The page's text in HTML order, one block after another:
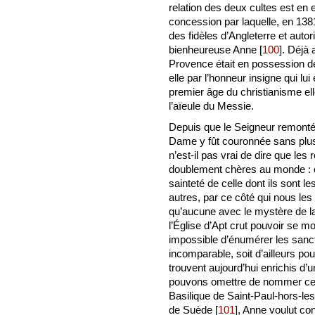
relation des deux cultes est en
concession par laquelle, en
des fidèles d’Angleterre et
bienheureuse Anne [100]. Déjà
Provence était en possession
elle par l’honneur insigne qui
premier âge du christianisme
l’aïeule du Messie.
Depuis que le Seigneur
Dame y fût couronnée sans
n’est-il pas vrai de dire que les
doublement chères au monde
sainteté de celle dont ils sont
autres, par ce côté qui nous
qu’aucune avec le mystère de
l’Église d’Apt crut pouvoir se
impossible d’énumérer les
incomparable, soit d’ailleurs
trouvent aujourd’hui enrichis
pouvons omettre de nommer
Basilique de Saint-Paul-hors-
de Suède [101], Anne voulut